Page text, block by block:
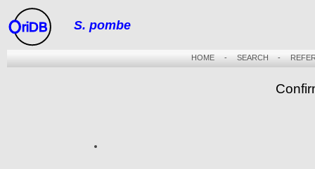
riDB S. pombe
HOME- SEARCH -